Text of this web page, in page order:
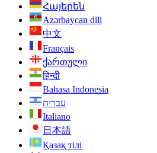
Հայերեն
Azərbaycan dili
中文
Français
ქართული
हिन्दी
Bahasa Indonesia
עברית
Italiano
日本語
Қазақ тілі